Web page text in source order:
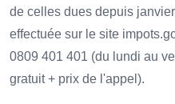
de celles dues depuis
effectuée sur le site
0809 401 401 (du lundi au
gratuit + prix de l'appel).